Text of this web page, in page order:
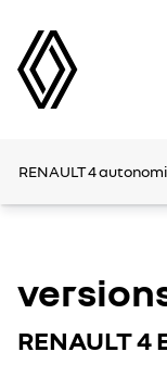
RENAULT 4
RENAULT